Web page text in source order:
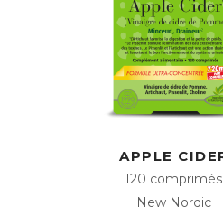
APPLE
120 comprimés
New Nordic